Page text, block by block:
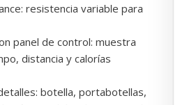
resistencia variable para
panel de control: muestra
distancia y calorías
botella, portabotellas,